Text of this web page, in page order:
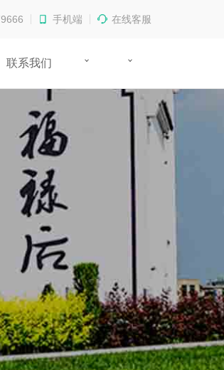
手机端 在线客服
联系我们